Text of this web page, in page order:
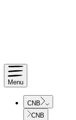
Menu
CNB
CNB